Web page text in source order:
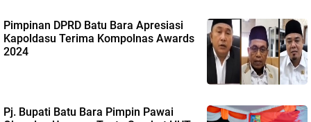
Pimpinan DPRD Batu Bara Apresiasi
Kapoldasu Terima Kompolnas Awards
2024
Pj. Bupati Batu Bara Pimpin Pawai